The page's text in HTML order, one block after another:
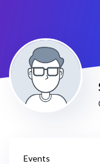
Events